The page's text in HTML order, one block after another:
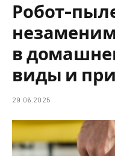
Робот-
в
виды и
29.06.2025